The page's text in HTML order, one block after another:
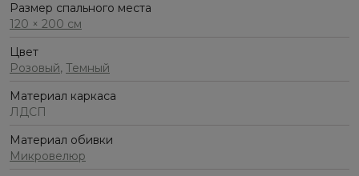
Размер спального места
120 × 200 см
Цвет
Розовый, Темный
Материал каркаса
ЛДСП
Материал обивки
Микровелюр